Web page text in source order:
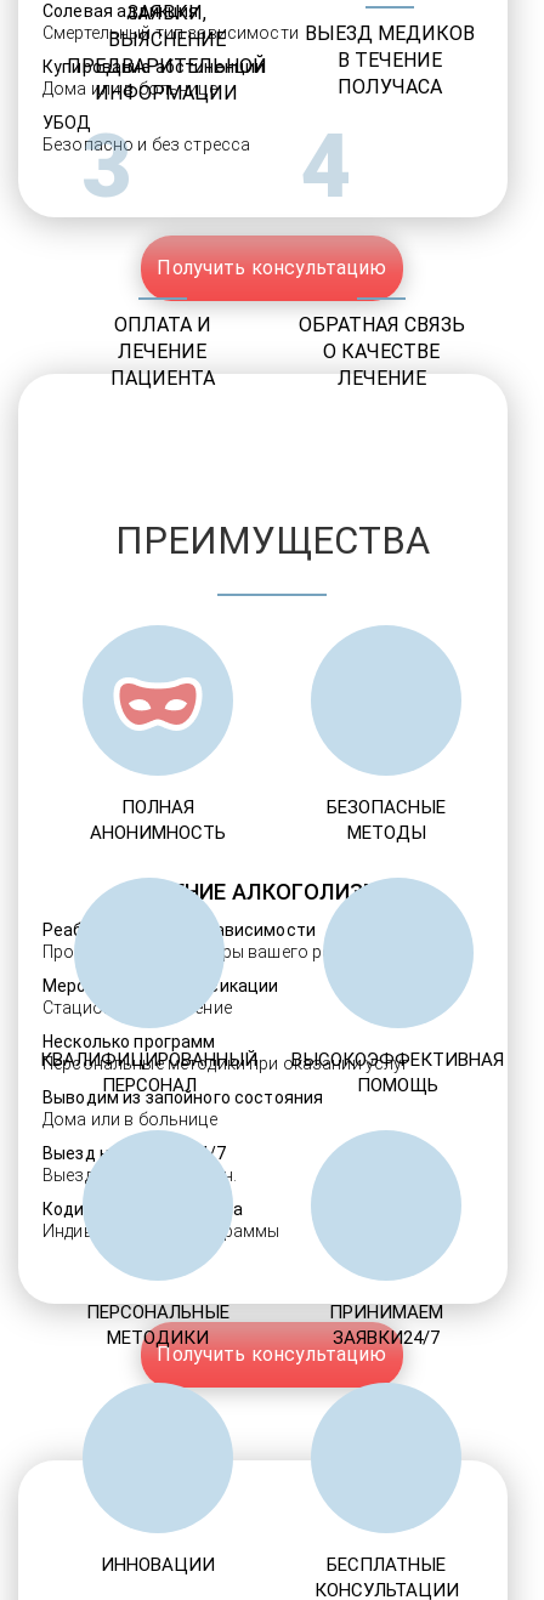
Солевая аддикция
Смертельный тип зависимости
Купирование абстиненции
Дома или в больнице
УБОД
Безопасно и без стресса
Получить консультацию
ЛЕЧЕНИЕ АЛКОГОЛИЗМА
Реабилитация алкозависимости
Проверенные ребцентры вашего региона
Мероприятия детоксикации
Стационарное лечение
Несколько программ
Персональные методики при оказании услуг
Выводим из запойного состояния
Дома или в больнице
Выезд нарколога 24/7
Выезд в течение 30 мин.
Кодировка алкоголизма
Индивидуальные программы
Получить консультацию
ЗАЯВКИ,
ВЫЯСНЕНИЕ
ПРЕДВАРИТЕЛЬНОЙ
ИНФОРМАЦИИ
ВЫЕЗД МЕДИКОВ
В ТЕЧЕНИЕ
ПОЛУЧАСА
3
ОПЛАТА И
ЛЕЧЕНИЕ
ПАЦИЕНТА
4
ОБРАТНАЯ СВЯЗЬ
О КАЧЕСТВЕ
ЛЕЧЕНИЕ
ПРЕИМУЩЕСТВА
ПОЛНАЯ
АНОНИМНОСТЬ
БЕЗОПАСНЫЕ
МЕТОДЫ
КВАЛИФИЦИРОВАННЫЙ
ПЕРСОНАЛ
ВЫСОКОЭФФЕКТИВНАЯ
ПОМОЩЬ
ПЕРСОНАЛЬНЫЕ
МЕТОДИКИ
ПРИНИМАЕМ
ЗАЯВКИ24/7
ИННОВАЦИИ
БЕСПЛАТНЫЕ
КОНСУЛЬТАЦИИ